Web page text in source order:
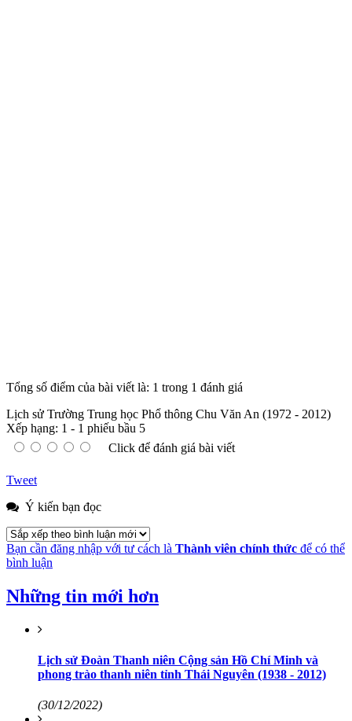
Tổng số điểm của bài viết là: 1 trong 1 đánh giá
Lịch sử Trường Trung học Phổ thông Chu Văn An (1972 - 2012)
Xếp hạng: 1 - 1 phiếu bầu 5
Click để đánh giá bài viết
Tweet
Ý kiến bạn đọc
Bạn cần đăng nhập với tư cách là Thành viên chính thức để có thể
bình luận
Những tin mới hơn
Lịch sử Đoàn Thanh niên Cộng sản Hồ Chí Minh và
phong trào thanh niên tỉnh Thái Nguyên (1938 - 2012)
(30/12/2022)